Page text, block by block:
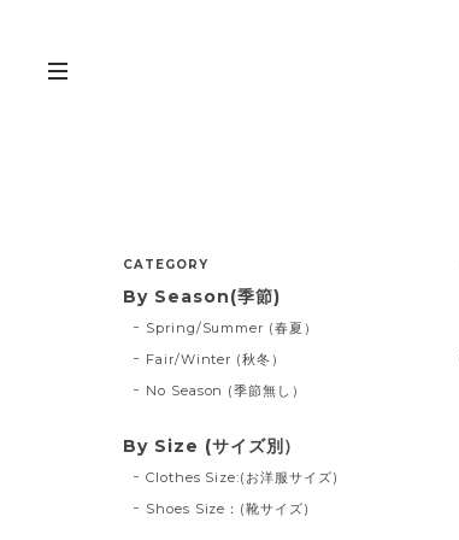
CATEGORY
By Season(季節)
Spring/Summer (春夏）
Fair/Winter (秋冬）
No Season (季節無し）
By Size (サイズ別）
Clothes Size:(お洋服サイズ)
Shoes Size：(靴サイズ)